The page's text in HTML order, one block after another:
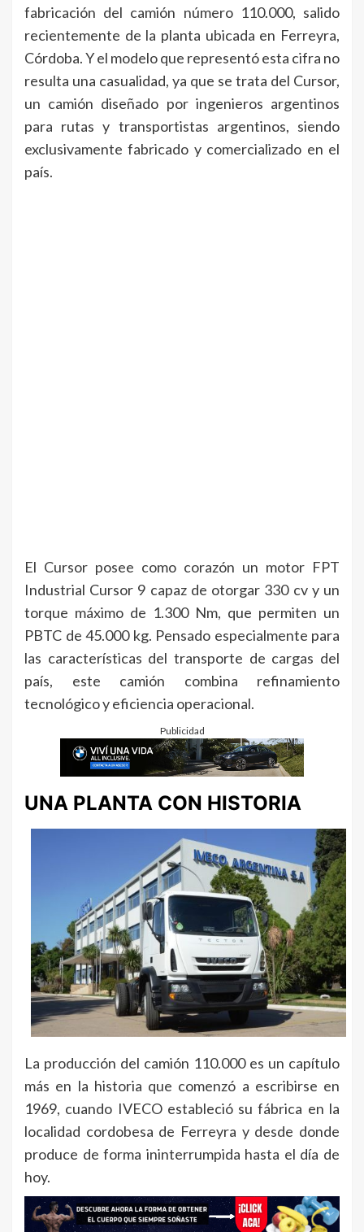
fabricación del camión número 110.000, salido
recientemente de la planta ubicada en Ferreyra,
Córdoba. Y el modelo que representó esta cifra no
resulta una casualidad, ya que se trata del Cursor,
un camión diseñado por ingenieros argentinos
para rutas y transportistas argentinos, siendo
exclusivamente fabricado y comercializado en el
país.
El Cursor posee como corazón un motor FPT
Industrial Cursor 9 capaz de otorgar 330 cv y un
torque máximo de 1.300 Nm, que permiten un
PBTC de 45.000 kg. Pensado especialmente para
las características del transporte de cargas del
país, este camión combina refinamiento
tecnológico y eficiencia operacional.
Publicidad
UNA PLANTA CON HISTORIA
La producción del camión 110.000 es un capítulo
más en la historia que comenzó a escribirse en
1969, cuando IVECO estableció su fábrica en la
localidad cordobesa de Ferreyra y desde donde
produce de forma ininterrumpida hasta el día de
hoy.